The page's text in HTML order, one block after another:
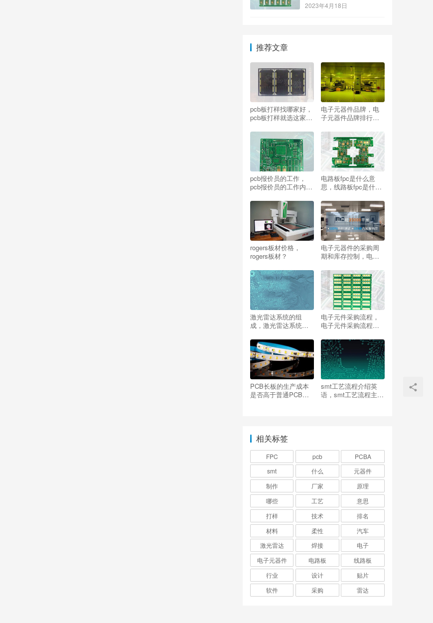
2023年4月18日
推荐文章
pcb板打样找哪家好，
pcb板打样就选这家,
电子元器件品牌，电
子元器件品牌排行榜
pcb报价员的工作，
pcb报价员的工作内
电路板fpc是什么意
思，线路板fpc是什么
rogers板材价格，
rogers板材？
电子元器件的采购周
期和库存控制，电子
库存控制的关系？
激光雷达系统的组
成，激光雷达系统的
电子元件采购流程，
电子元件采购流程
PCB长板的生产成本
是否高于普通PCB？
smt工艺流程介绍英
语，smt工艺流程主要
相关标签
FPC pcb
PCBA
smt
什么
元器件
制作
厂家
原理
哪些
工艺
意思
打样
技术
排名
材料
柔性
汽车
激光雷达
焊接
电子
电子元器件
电路板
线路板
行业
设计
贴片
软件
采购 雷达